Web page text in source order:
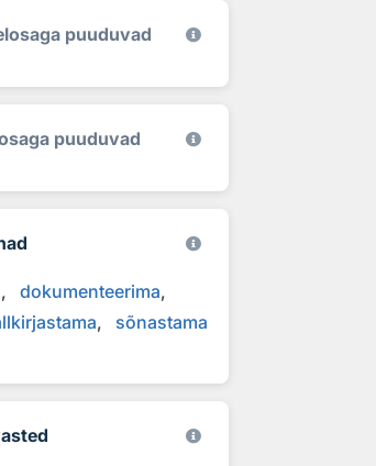
puuduvad
puuduvad
dokumenteerima
sõnastama